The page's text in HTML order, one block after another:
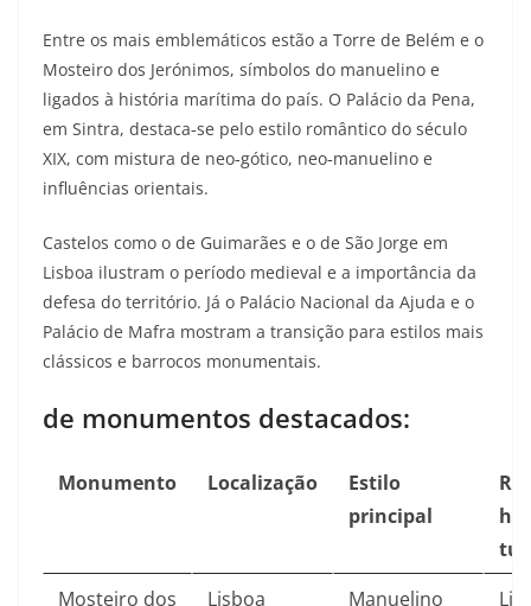
Entre os mais emblemáticos estão a Torre de Belém e o
Mosteiro dos Jerónimos, símbolos do manuelino e
ligados à história marítima do país. O Palácio da Pena,
em Sintra, destaca‑se pelo estilo romântico do século
XIX, com mistura de neo‑gótico, neo‑manuelino e
influências orientais.​
Castelos como o de Guimarães e o de São Jorge em
Lisboa ilustram o período medieval e a importância da
defesa do território. Já o Palácio Nacional da Ajuda e o
Palácio de Mafra mostram a transição para estilos mais
clássicos e barrocos monumentais.​
de monumentos destacados:
Monumento Localização
Estilo
principal
Mosteiro dos
Lisboa Manuelino